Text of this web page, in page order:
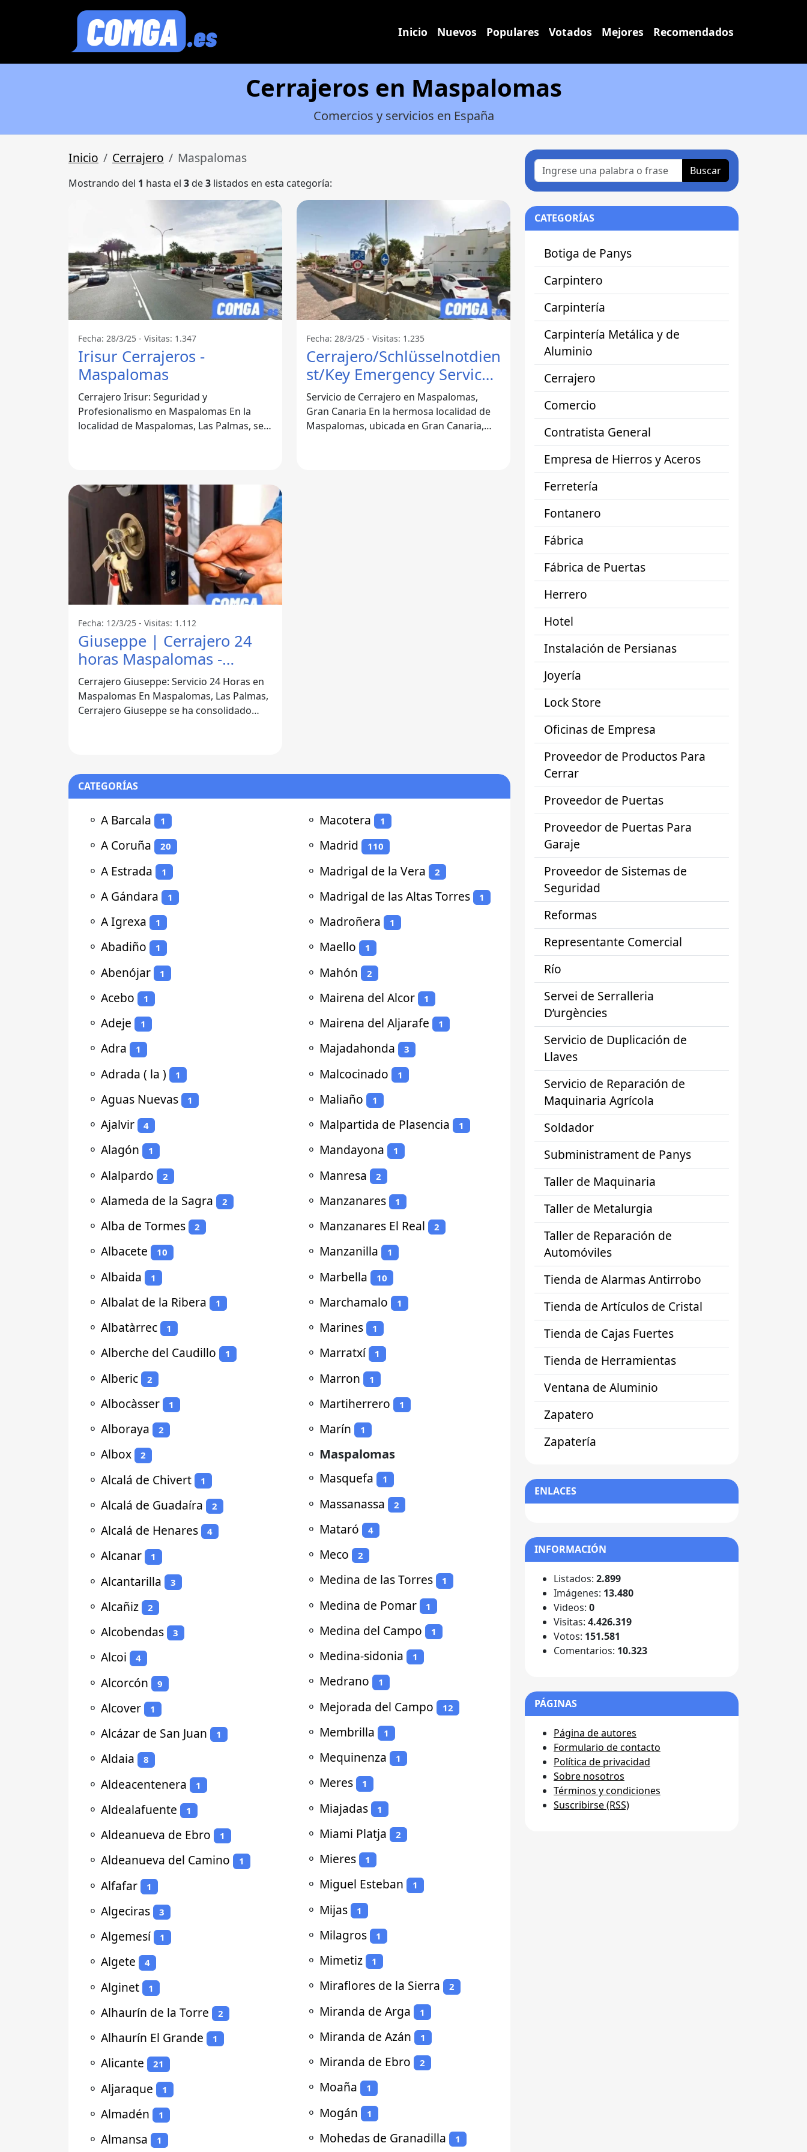
Inicio Nuevos Populares Votados Mejores Recomendados
Cerrajeros en Maspalomas
Comercios y servicios en España
Inicio Cerrajero Maspalomas
Mostrando del 1 hasta el 3de3 listados en esta categoría:
Fecha: 28/3/25 - Visitas: 1.347
Irisur Cerrajeros -
Maspalomas
Cerrajero Irisur: Seguridad y
Profesionalismo en Maspalomas En la
localidad de Maspalomas, Las Palmas, se
Fecha: 28/3/25 - Visitas: 1.235
Cerrajero/Schlüsselnotdien
st/Key Emergency Service ,
sur gran canaria -
Maspalomas
Servicio de Cerrajero en Maspalomas,
Gran Canaria En la hermosa localidad de
Maspalomas, ubicada en Gran Canaria,
Fecha: 12/3/25 - Visitas: 1.112
Giuseppe | Cerrajero 24
horas Maspalomas -
Maspalomas
Cerrajero Giuseppe: Servicio 24 Horas en
Maspalomas En Maspalomas, Las Palmas,
Cerrajero Giuseppe se ha consolidado
CATEGORÍAS
⚬ A Barcala 1
⚬ A Coruña 20
⚬ A Estrada 1
⚬ A Gándara 1
⚬ A Igrexa 1
⚬ Abadiño 1
⚬ Abenójar 1
⚬ Acebo 1
⚬ Adeje 1
⚬ Adra 1
⚬ Adrada ( la ) 1
⚬ Aguas Nuevas 1
⚬ Ajalvir 4
⚬ Alagón 1
⚬ Alalpardo 2
⚬ Alameda de la Sagra 2
⚬ Alba de Tormes 2
⚬ Albacete 10
⚬ Albaida 1
⚬ Albalat de la Ribera 1
⚬ Albatàrrec 1
⚬ Alberche del Caudillo 1
⚬ Alberic 2
⚬ Albocàsser 1
⚬ Alboraya 2
⚬ Albox 2
⚬ Alcalá de Chivert 1
⚬ Alcalá de Guadaíra 2
⚬ Alcalá de Henares 4
⚬ Alcanar 1
⚬ Alcantarilla 3
⚬ Alcañiz 2
⚬ Alcobendas 3
⚬ Alcoi 4
⚬ Alcorcón 9
⚬ Alcover 1
⚬ Alcázar de San Juan 1
⚬ Aldaia 8
⚬ Aldeacentenera 1
⚬ Aldealafuente 1
⚬ Aldeanueva de Ebro 1
⚬ Aldeanueva del Camino 1
⚬ Alfafar 1
⚬ Algeciras 3
⚬ Algemesí 1
⚬ Algete 4
⚬ Alginet 1
⚬ Alhaurín de la Torre 2
⚬ Alhaurín El Grande 1
⚬ Alicante 21
⚬ Aljaraque 1
⚬ Almadén 1
⚬ Almansa 1
⚬ Macotera 1
⚬ Madrid 110
⚬ Madrigal de la Vera 2
⚬ Madrigal de las Altas Torres 1
⚬ Madroñera 1
⚬ Maello 1
⚬ Mahón 2
⚬ Mairena del Alcor 1
⚬ Mairena del Aljarafe 1
⚬ Majadahonda 3
⚬ Malcocinado 1
⚬ Maliaño 1
⚬ Malpartida de Plasencia 1
⚬ Mandayona 1
⚬ Manresa 2
⚬ Manzanares 1
⚬ Manzanares El Real 2
⚬ Manzanilla 1
⚬ Marbella 10
⚬ Marchamalo 1
⚬ Marines 1
⚬ Marratxí 1
⚬ Marron 1
⚬ Martiherrero 1
⚬ Marín 1
⚬ Maspalomas
⚬ Masquefa 1
⚬ Massanassa 2
⚬ Mataró 4
⚬ Meco 2
⚬ Medina de las Torres 1
⚬ Medina de Pomar 1
⚬ Medina del Campo 1
⚬ Medina-sidonia 1
⚬ Medrano 1
⚬ Mejorada del Campo 12
⚬ Membrilla 1
⚬ Mequinenza 1
⚬ Meres 1
⚬ Miajadas 1
⚬ Miami Platja 2
⚬ Mieres 1
⚬ Miguel Esteban 1
⚬ Mijas 1
⚬ Milagros 1
⚬ Mimetiz 1
⚬ Miraflores de la Sierra 2
⚬ Miranda de Arga 1
⚬ Miranda de Azán 1
⚬ Miranda de Ebro 2
⚬ Moaña 1
⚬ Mogán 1
⚬ Mohedas de Granadilla 1
Buscar
CATEGORÍAS
Botiga de Panys
Carpintero
Carpintería
Carpintería Metálica y de
Aluminio
Cerrajero
Comercio
Contratista General
Empresa de Hierros y Aceros
Ferretería
Fontanero
Fábrica
Fábrica de Puertas
Herrero
Hotel
Instalación de Persianas
Joyería
Lock Store
Oficinas de Empresa
Proveedor de Productos Para
Cerrar
Proveedor de Puertas
Proveedor de Puertas Para
Garaje
Proveedor de Sistemas de
Seguridad
Reformas
Representante Comercial
Río
Servei de Serralleria
D’urgències
Servicio de Duplicación de
Llaves
Servicio de Reparación de
Maquinaria Agrícola
Soldador
Subministrament de Panys
Taller de Maquinaria
Taller de Metalurgia
Taller de Reparación de
Automóviles
Tienda de Alarmas Antirrobo
Tienda de Artículos de Cristal
Tienda de Cajas Fuertes
Tienda de Herramientas
Ventana de Aluminio
Zapatero
Zapatería
ENLACES
INFORMACIÓN
Listados: 2.899
Imágenes: 13.480
Videos: 0
Visitas: 4.426.319
Votos: 151.581
Comentarios: 10.323
PÁGINAS
Página de autores
Formulario de contacto
Política de privacidad
Sobre nosotros
Términos y condiciones
Suscribirse (RSS)